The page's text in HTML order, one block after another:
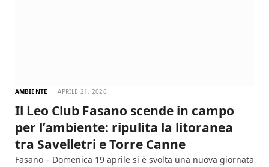
AMBIENTE APRILE 21, 2026
Il Leo Club Fasano scende in campo
per l’ambiente: ripulita la litoranea
tra Savelletri e Torre Canne
Fasano – Domenica 19 aprile si è svolta una nuova giornata